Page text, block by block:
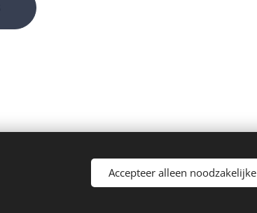
Accepteer alleen noodzakelijke